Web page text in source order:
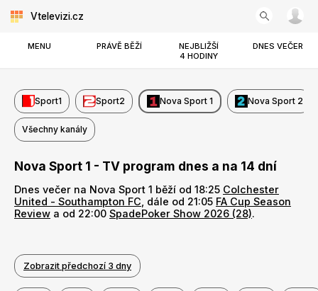
Vtelevizi.cz
MENU PRÁVĚ BĚŽÍ
NEJBLIŽŠÍ
4 HODINY
DNES VEČER
Sport1 Sport2 Nova Sport 1 Nova Sport 2
Všechny kanály
Nova Sport 1 - TV program dnes a na 14 dní
Dnes večer na Nova Sport 1 běží od 18:25 Colchester
United - Southampton FC , dále od 21:05 FA Cup Season
Review a od 22:00 SpadePoker Show 2026 (28).
Zobrazit předchozí 3 dny